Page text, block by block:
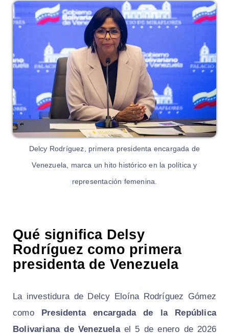
Delcy Rodríguez, primera presidenta encargada de
Venezuela, marca un hito histórico en la política y
representación femenina.
Qué significa Delsy
Rodríguez como primera
presidenta de Venezuela
La investidura de Delcy Eloína Rodríguez Gómez
como Presidenta encargada de la República
Bolivariana de Venezuelael 5 de enero de 2026